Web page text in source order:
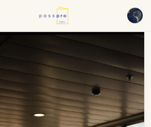
Français
中文
TR Türkçe